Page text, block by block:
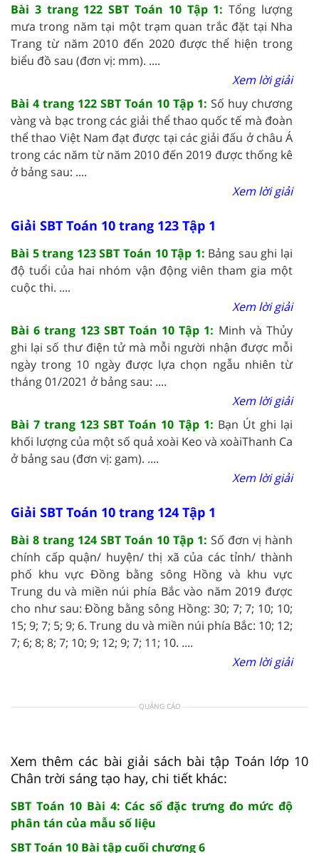
Bài 3 trang 122 SBT Toán 10 Tập 1:Tổng lượng
mưa trong năm tại một trạm quan trắc đặt tại Nha
Trang từ năm 2010 đến 2020 được thể hiện trong
biểu đồ sau (đơn vị: mm). ....
Xem lời giải
Bài 4 trang 122 SBT Toán 10 Tập 1: Số huy chương
vàng và bạc trong các giải thể thao quốc tế mà đoàn
thể thao Việt Nam đạt được tại các giải đấu ở châu Á
trong các năm từ năm 2010 đến 2019 được thống kê
ở bảng sau: ....
Xem lời giải
Giải SBT Toán 10 trang 123 Tập 1
Bài 5 trang 123 SBT Toán 10 Tập 1: Bảng sau ghi lại
độ tuổi của hai nhóm vận động viên tham gia một
cuộc thi. ....
Xem lời giải
Bài 6 trang 123 SBT Toán 10 Tập 1: Minh và Thủy
ghi lại số thư điện tử mà mỗi người nhận được mỗi
ngày trong 10 ngày được lựa chọn ngẫu nhiên từ
tháng 01/2021 ở bảng sau: ....
Xem lời giải
Bài 7 trang 123 SBT Toán 10 Tập 1: Bạn Út ghi lại
khối lượng của một số quả xoài Keo và xoàiThanh Ca
ở bảng sau (đơn vị: gam). ....
Xem lời giải
Giải SBT Toán 10 trang 124 Tập 1
Bài 8 trang 124 SBT Toán 10 Tập 1: Số đơn vị hành
chính cấp quận/ huyện/ thị xã của các tỉnh/ thành
phố khu vực Đồng bằng sông Hồng và khu vực
Trung du và miền núi phía Bắc vào năm 2019 được
cho như sau:Đồng bằng sông Hồng: 30; 7; 7; 10; 10;
15; 9; 7; 5; 9; 6. Trung du và miền núi phía Bắc: 10; 12;
7; 6; 8; 8; 7; 10; 9; 12; 9; 7; 11; 10. ....
Xem lời giải
QUẢNG CÁO
Xem thêm các bài giải sách bài tập Toán lớp 10
Chân trời sáng tạo hay, chi tiết khác:
SBT Toán 10 Bài 4: Các số đặc trưng đo mức độ
phân tán của mẫu số liệu
SBT Toán 10 Bài tập cuối chương 6